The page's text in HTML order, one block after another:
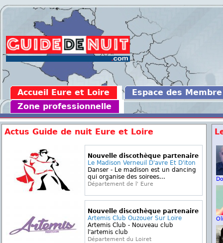
Accueil Eure et Loire
Espace des Membre
Zone professionnelle
Actus Guide de nuit Eure et Loire
Nouvelle discothèque partenaire
Le Madison Verneuil D'avre Et D'iton
Danser - Le madison est un dancing
qui organise des soirees...
Département de l' Eure
Nouvelle discothèque partenaire
Artemis Club Ouzouer Sur Loire
Artemis Club - Nouveau club
l'artemis club
Département du Loiret